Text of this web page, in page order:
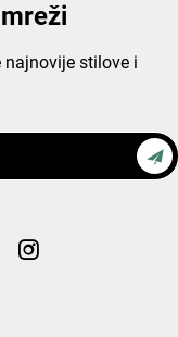
najnovije stilove i